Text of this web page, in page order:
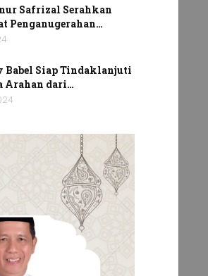
Safrizal Serahkan
Penganugerahan…
Babel Siap Tindaklanjuti
Arahan dari…